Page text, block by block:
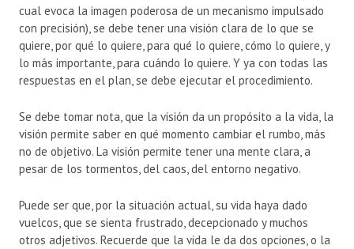
cual evoca la imagen poderosa de un mecanismo impulsado
con precisión), se debe tener una visión clara de lo que se
quiere, por qué lo quiere, para qué lo quiere, cómo lo quiere, y
lo más importante, para cuándo lo quiere. Y ya con todas las
respuestas en el plan, se debe ejecutar el procedimiento.
Se debe tomar nota, que la visión da un propósito a la vida, la
visión permite saber en qué momento cambiar el rumbo, más
no de objetivo. La visión permite tener una mente clara, a
pesar de los tormentos, del caos, del entorno negativo.
Puede ser que, por la situación actual, su vida haya dado
vuelcos, que se sienta frustrado, decepcionado y muchos
otros adjetivos. Recuerde que la vida le da dos opciones, o la